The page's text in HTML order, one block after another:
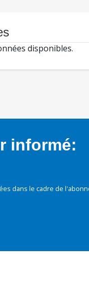
disponibles.
informé:
dans le cadre de